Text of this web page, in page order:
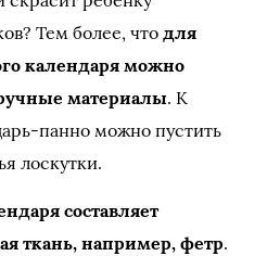
Тем более, что для
календаря можно
материалы. К
панно можно пустить
лоскутки.
составляет
ткань, например, фетр.